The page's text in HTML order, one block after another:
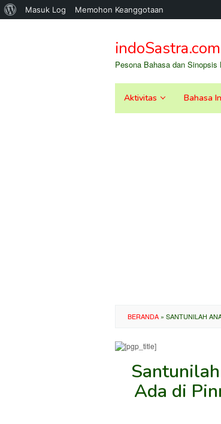
Tentang
Masuk Log Memohon Keanggotaan
kontenindoSastra.com
Pesona Bahasa dan
Aktivitas Bahasa
BERANDA » SANTUNILAH
Ada di